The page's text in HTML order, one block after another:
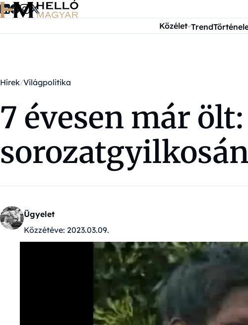
Ugrás a tartalomra
Közélet Trend
Hírek Világpolitika
7 évesen már
Ügyelet
Közzétéve: 2023.03.09.